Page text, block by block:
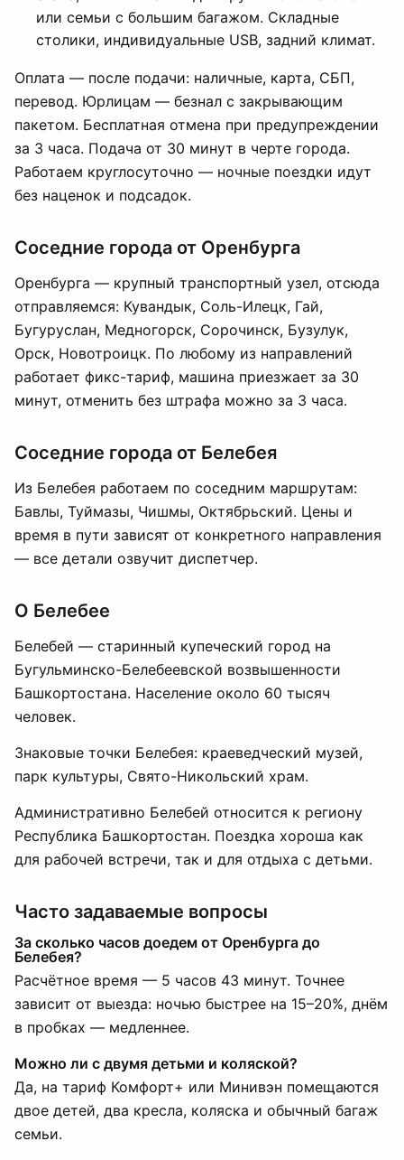
или семьи с большим багажом. Складные
столики, индивидуальные USB, задний климат.
Оплата — после подачи: наличные, карта, СБП,
перевод. Юрлицам — безнал с закрывающим
пакетом. Бесплатная отмена при предупреждении
за 3 часа. Подача от 30 минут в черте города.
Работаем круглосуточно — ночные поездки идут
без наценок и подсадок.
Соседние города от Оренбурга
Оренбурга — крупный транспортный узел, отсюда
отправляемся: Кувандык, Соль-Илецк, Гай,
Бугуруслан, Медногорск, Сорочинск, Бузулук,
Орск, Новотроицк. По любому из направлений
работает фикс-тариф, машина приезжает за 30
минут, отменить без штрафа можно за 3 часа.
Соседние города от Белебея
Из Белебея работаем по соседним маршрутам:
Бавлы, Туймазы, Чишмы, Октябрьский. Цены и
время в пути зависят от конкретного направления
— все детали озвучит диспетчер.
О Белебее
Белебей — старинный купеческий город на
Бугульминско-Белебеевской возвышенности
Башкортостана. Население около 60 тысяч
человек.
Знаковые точки Белебея: краеведческий музей,
парк культуры, Свято-Никольский храм.
Административно Белебей относится к региону
Республика Башкортостан. Поездка хороша как
для рабочей встречи, так и для отдыха с детьми.
Часто задаваемые вопросы
За сколько часов доедем от Оренбурга до
Белебея?
Расчётное время — 5 часов 43 минут. Точнее
зависит от выезда: ночью быстрее на 15–20%, днём
в пробках — медленнее.
Можно ли с двумя детьми и коляской?
Да, на тариф Комфорт+ или Минивэн помещаются
двое детей, два кресла, коляска и обычный багаж
семьи.